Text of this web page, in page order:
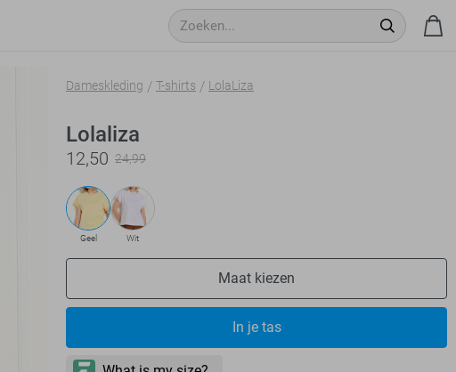
Dameskleding T-shirts LolaLiza
Lolaliza
12,50 24,99
Geel Wit
Maat kiezen
In je tas